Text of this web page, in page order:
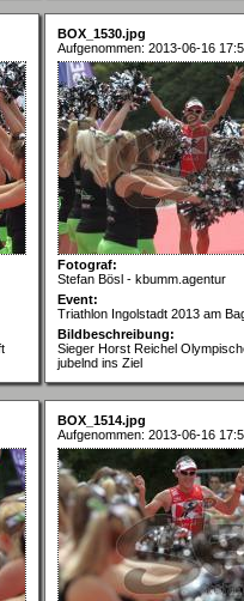
BOX_1530.jpg
Aufgenommen: 2013-06-16
Fotograf:
Stefan Bösl - kbumm.agentur
Event:
Triathlon Ingolstadt 2013 am
Bildbeschreibung:
Sieger Horst Reichel
jubelnd ins Ziel
BOX_1514.jpg
Aufgenommen: 2013-06-16